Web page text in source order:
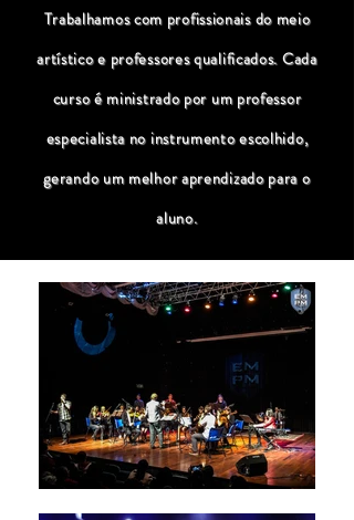
Trabalhamos com profissionais do meio
artístico e professores qualificados. Cada
curso é ministrado por um professor
especialista no instrumento escolhido,
gerando um melhor aprendizado para o
aluno.